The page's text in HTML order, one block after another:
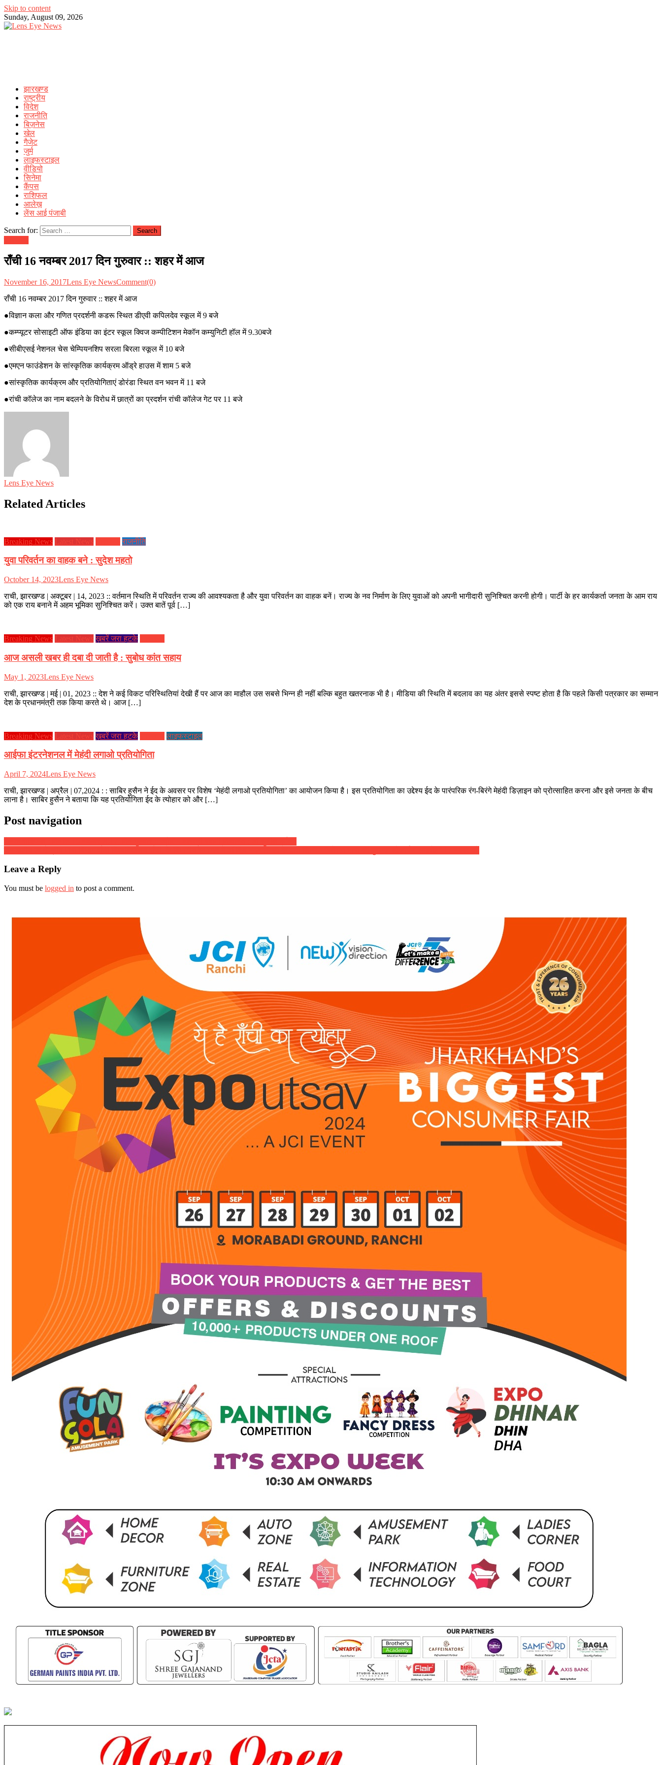
Skip to content
Sunday, August 09, 2026
झारखण्ड
राष्ट्रीय
विदेश
राजनीति
बिज़नेस
खेल
गैजेट
जुर्म
लाइफस्टाइल
वीडियो
सिनेमा
कैंपस
राशिफल
आलेख़
लेंस आई पंजाबी
Search for:
राँची 16 नवम्बर 2017 दिन गुरुवार :: शहर में आज
November 16, 2017Lens Eye NewsComment(0)
राँची 16 नवम्बर 2017 दिन गुरुवार :: शहर में आज
●विज्ञान कला और गणित प्रदर्शनी कडरू स्थित डीएवी कपिलदेव स्कूल में 9 बजे
●कम्प्यूटर सोसाइटी ऑफ इंडिया का इंटर स्कूल क्विज कम्पीटिशन मेकॉन कम्युनिटी हॉल में 9.30बजे
●सीबीएसई नेशनल चेस चेम्पियनशिप सरला बिरला स्कूल में 10 बजे
●एमएन फाउंडेशन के सांस्कृतिक कार्यक्रम ऑड्रे हाउस में शाम 5 बजे
●सांस्कृतिक कार्यक्रम और प्रतियोगिताएं डोरंडा स्थित वन भवन में 11 बजे
●रांची कॉलेज का नाम बदलने के विरोध में छात्रों का प्रदर्शन रांची कॉलेज गेट पर 11 बजे
Lens Eye News
Related Articles
Breaking News Latest News राजनीति
युवा परिवर्तन का वाहक बने : सुदेश महतो
October 14, 2023Lens Eye News
राची, झारखण्ड | अक्टूबर | 14, 2023 :: वर्तमान स्थिति में परिवर्तन राज्य की आवश्यकता है और युवा परिवर्तन का वाहक बनें। राज्य के नव निर्माण के लिए युवाओं को अपनी भागीदारी सुनिश्चित करनी होगी। पार्टी के हर कार्यकर्ता जनता के आम राय
को एक राय बनाने में अहम भूमिका सुनिश्चित करें। उक्त बातें पूर्व […]
Breaking News Latest News ख़बरें जरा हटके
आज असली खबर ही दबा दी जाती है : सुबोध कांत सहाय
May 1, 2023Lens Eye News
राची, झारखण्ड | मई | 01, 2023 :: देश ने कई विकट परिस्थितियां देखी हैं पर आज का माहौल उस सबसे भिन्न ही नहीं बल्कि बहुत खतरनाक भी है। मीडिया की स्थिति में बदलाव का यह अंतर इससे स्पष्ट होता है कि पहले किसी पत्रकार का सम्मान
देश के प्रधानमंत्री तक किया करते थे। आज […]
Breaking News Latest News ख़बरें जरा हटके लाइफस्टाइल
आईफा इंटरनेशनल में मेहंदी लगाओ प्रतियोगिता
April 7, 2024Lens Eye News
राची, झारखण्ड | अप्रैल | 07,2024 : : साबिर हुसैन ने ईद के अवसर पर विशेष ‘मेहंदी लगाओ प्रतियोगिता’ का आयोजन किया है। इस प्रतियोगिता का उद्देश्य ईद के पारंपरिक रंग-बिरंगे मेहंदी डिज़ाइन को प्रोत्साहित करना और इसे जनता के बीच
लाना है। साबिर हुसैन ने बताया कि यह प्रतियोगिता ईद के त्योहार को और […]
Post navigation
Leave a Reply
You must be logged in to post a comment.